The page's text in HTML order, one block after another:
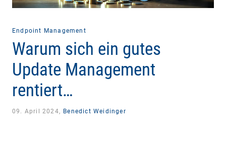
Endpoint Management
Warum sich ein gutes
Update Management
rentiert…
09. April 2024, Benedict Weidinger